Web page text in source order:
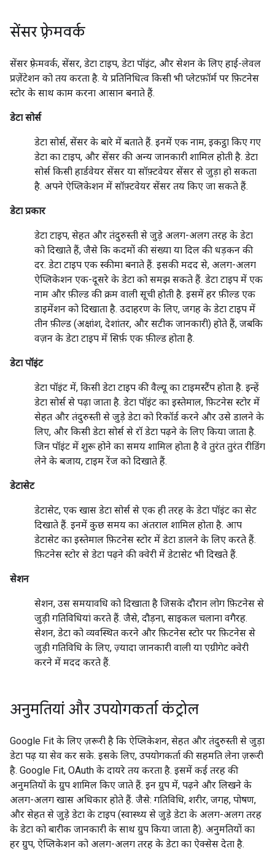
सेंसर फ़्रेमवर्क
सेंसर फ़्रेमवर्क, सेंसर, डेटा टाइप, डेटा पॉइंट, और सेशन के लिए हाई-लेवल
प्रज़ेंटेशन को तय करता है. ये प्रतिनिधित्व किसी भी प्लेटफ़ॉर्म पर फ़िटनेस
स्टोर के साथ काम करना आसान बनाते हैं.
डेटा सोर्स
डेटा सोर्स, सेंसर के बारे में बताते हैं. इनमें एक नाम, इकट्ठा किए गए
डेटा का टाइप, और सेंसर की अन्य जानकारी शामिल होती है. डेटा
सोर्स किसी हार्डवेयर सेंसर या सॉफ़्टवेयर सेंसर से जुड़ा हो सकता
है. अपने ऐप्लिकेशन में सॉफ़्टवेयर सेंसर तय किए जा सकते हैं.
डेटा प्रकार
डेटा टाइप, सेहत और तंदुरुस्ती से जुड़े अलग-अलग तरह के डेटा
को दिखाते हैं, जैसे कि कदमों की संख्या या दिल की धड़कन की
दर. डेटा टाइप एक स्कीमा बनाते हैं. इसकी मदद से, अलग-अलग
ऐप्लिकेशन एक-दूसरे के डेटा को समझ सकते हैं. डेटा टाइप में एक
नाम और फ़ील्ड की क्रम वाली सूची होती है. इसमें हर फ़ील्ड एक
डाइमेंशन को दिखाता है. उदाहरण के लिए, जगह के डेटा टाइप में
तीन फ़ील्ड (अक्षांश, देशांतर, और सटीक जानकारी) होते हैं, जबकि
वज़न के डेटा टाइप में सिर्फ़ एक फ़ील्ड होता है.
डेटा पॉइंट
डेटा पॉइंट में, किसी डेटा टाइप की वैल्यू का टाइमस्टैंप होता है. इन्हें
डेटा सोर्स से पढ़ा जाता है. डेटा पॉइंट का इस्तेमाल, फ़िटनेस स्टोर में
सेहत और तंदुरुस्ती से जुड़े डेटा को रिकॉर्ड करने और उसे डालने के
लिए, और किसी डेटा सोर्स से रॉ डेटा पढ़ने के लिए किया जाता है.
जिन पॉइंट में शुरू होने का समय शामिल होता है वे तुरंत तुरंत रीडिंग
लेने के बजाय, टाइम रेंज को दिखाते हैं.
डेटासेट
डेटासेट, एक खास डेटा सोर्स से एक ही तरह के डेटा पॉइंट का सेट
दिखाते हैं. इनमें कुछ समय का अंतराल शामिल होता है. आप
डेटासेट का इस्तेमाल फ़िटनेस स्टोर में डेटा डालने के लिए करते हैं.
फ़िटनेस स्टोर से डेटा पढ़ने की क्वेरी में डेटासेट भी दिखते हैं.
सेशन
सेशन, उस समयावधि को दिखाता है जिसके दौरान लोग फ़िटनेस से
जुड़ी गतिविधियां करते हैं. जैसे, दौड़ना, साइकल चलाना वगैरह.
सेशन, डेटा को व्यवस्थित करने और फ़िटनेस स्टोर पर फ़िटनेस से
जुड़ी गतिविधि के लिए, ज़्यादा जानकारी वाली या एग्रीगेट क्वेरी
करने में मदद करते हैं.
अनुमतियां और उपयोगकर्ता कंट्रोल
Google Fit के लिए ज़रूरी है कि ऐप्लिकेशन, सेहत और तंदुरुस्ती से जुड़ा
डेटा पढ़ या सेव कर सके. इसके लिए, उपयोगकर्ता की सहमति लेना ज़रूरी
है. Google Fit, OAuth के दायरे तय करता है. इसमें कई तरह की
अनुमतियों के ग्रुप शामिल किए जाते हैं. इन ग्रुप में, पढ़ने और लिखने के
अलग-अलग खास अधिकार होते हैं. जैसे: गतिविधि, शरीर, जगह, पोषण,
और सेहत से जुड़े डेटा के टाइप (स्वास्थ्य से जुड़े डेटा के अलग-अलग तरह
के डेटा को बारीक जानकारी के साथ ग्रुप किया जाता है). अनुमतियों का
हर ग्रुप, ऐप्लिकेशन को अलग-अलग तरह के डेटा का ऐक्सेस देता है.